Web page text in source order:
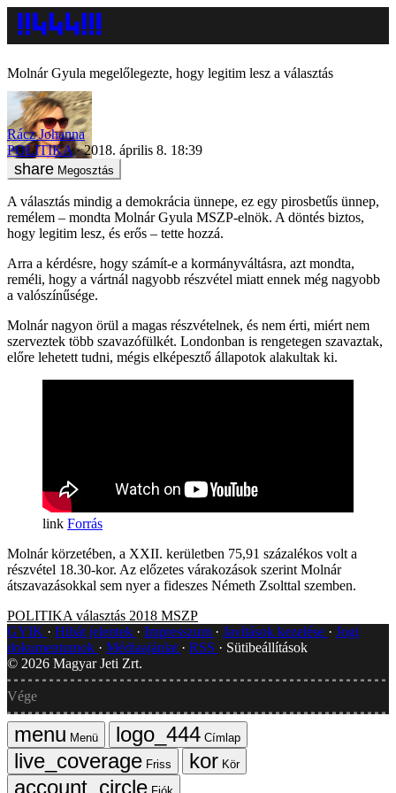
Molnár Gyula megelőlegezte, hogy legitim lesz a választás
Rácz Johanna
POLITIKA
2018. április 8. 18:39
Megosztás
A választás mindig a demokrácia ünnepe, ez egy pirosbetűs ünnep,
remélem – mondta Molnár Gyula MSZP-elnök. A döntés biztos,
hogy legitim lesz, és erős – tette hozzá.
Arra a kérdésre, hogy számít-e a kormányváltásra, azt mondta,
reméli, hogy a vártnál nagyobb részvétel miatt ennek még nagyobb
a valószínűsége.
Molnár nagyon örül a magas részvételnek, és nem érti, miért nem
szerveztek több szavazófülkét. Londonban is rengetegen szavaztak,
előre lehetett tudni, mégis elképesztő állapotok alakultak ki.
Forrás
Molnár körzetében, a XXII. kerületben 75,91 százalékos volt a
részvétel 18.30-kor. Az előzetes várakozások szerint Molnár
átszavazásokkal sem nyer a fideszes Németh Zsolttal szemben.
POLITIKA választás 2018 MSZP
GYIK
Hibát jelentek Impresszum Javítások kezelése
Jogi
dokumentumok
Médiaajánlat RSS
Sütibeállítások
© 2026 Magyar Jeti Zrt.
Vége
Menü
Címlap
Friss
Kör